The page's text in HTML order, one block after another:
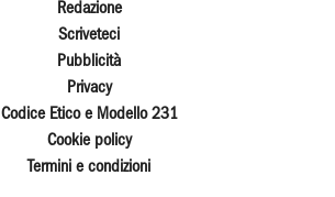
Redazione
Scriveteci
Pubblicità
Privacy
Codice Etico e Modello 231
Cookie policy
Termini e condizioni